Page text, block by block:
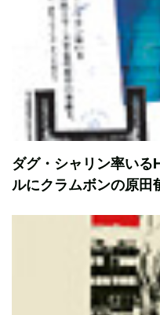
ダグ・シャリン率いる
ルにクラムボンの原田